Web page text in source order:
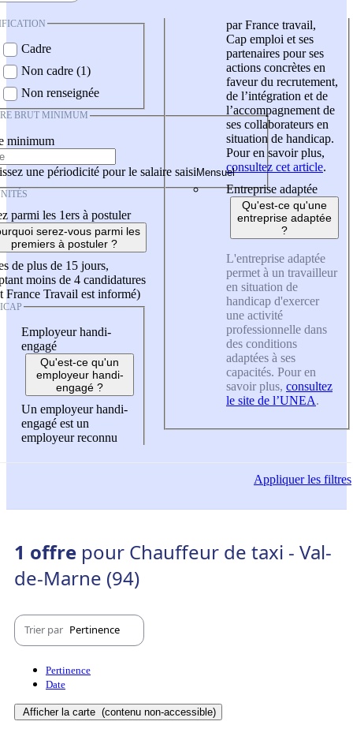
Cadre
Non cadre (1)
Non renseignée
BRUT MINIMUM
minimum
une périodicité pour le salaire saisi
parmi les 1ers à postuler
serez-vous parmi les
premiers à postuler ?
de plus de 15 jours,
moins de 4 candidatures
France Travail est informé)
Employeur handi-
engagé
Qu'est-ce qu'un
employeur handi-
engagé ?
Un employeur handi-
engagé est un
employeur reconnu
par France travail,
Cap emploi et ses
partenaires pour ses
actions concrètes en
faveur du recrutement,
de l’intégration et de
l’accompagnement de
ses collaborateurs en
situation de handicap.
Pour en savoir plus,
consultez cet article.
Entreprise adaptée
Qu'est-ce qu'une
entreprise adaptée
?
L'entreprise adaptée
permet à un travailleur
en situation de
handicap d'exercer
une activité
professionnelle dans
des conditions
adaptées à ses
capacités. Pour en
savoir plus, consultez
le site de l’UNEA.
Appliquerles filtres
1 offre pour Chauffeur de taxi - Val-
de-Marne (94)
Trier par Pertinence
Pertinence
Date
Afficher la carte (contenu non-accessible)